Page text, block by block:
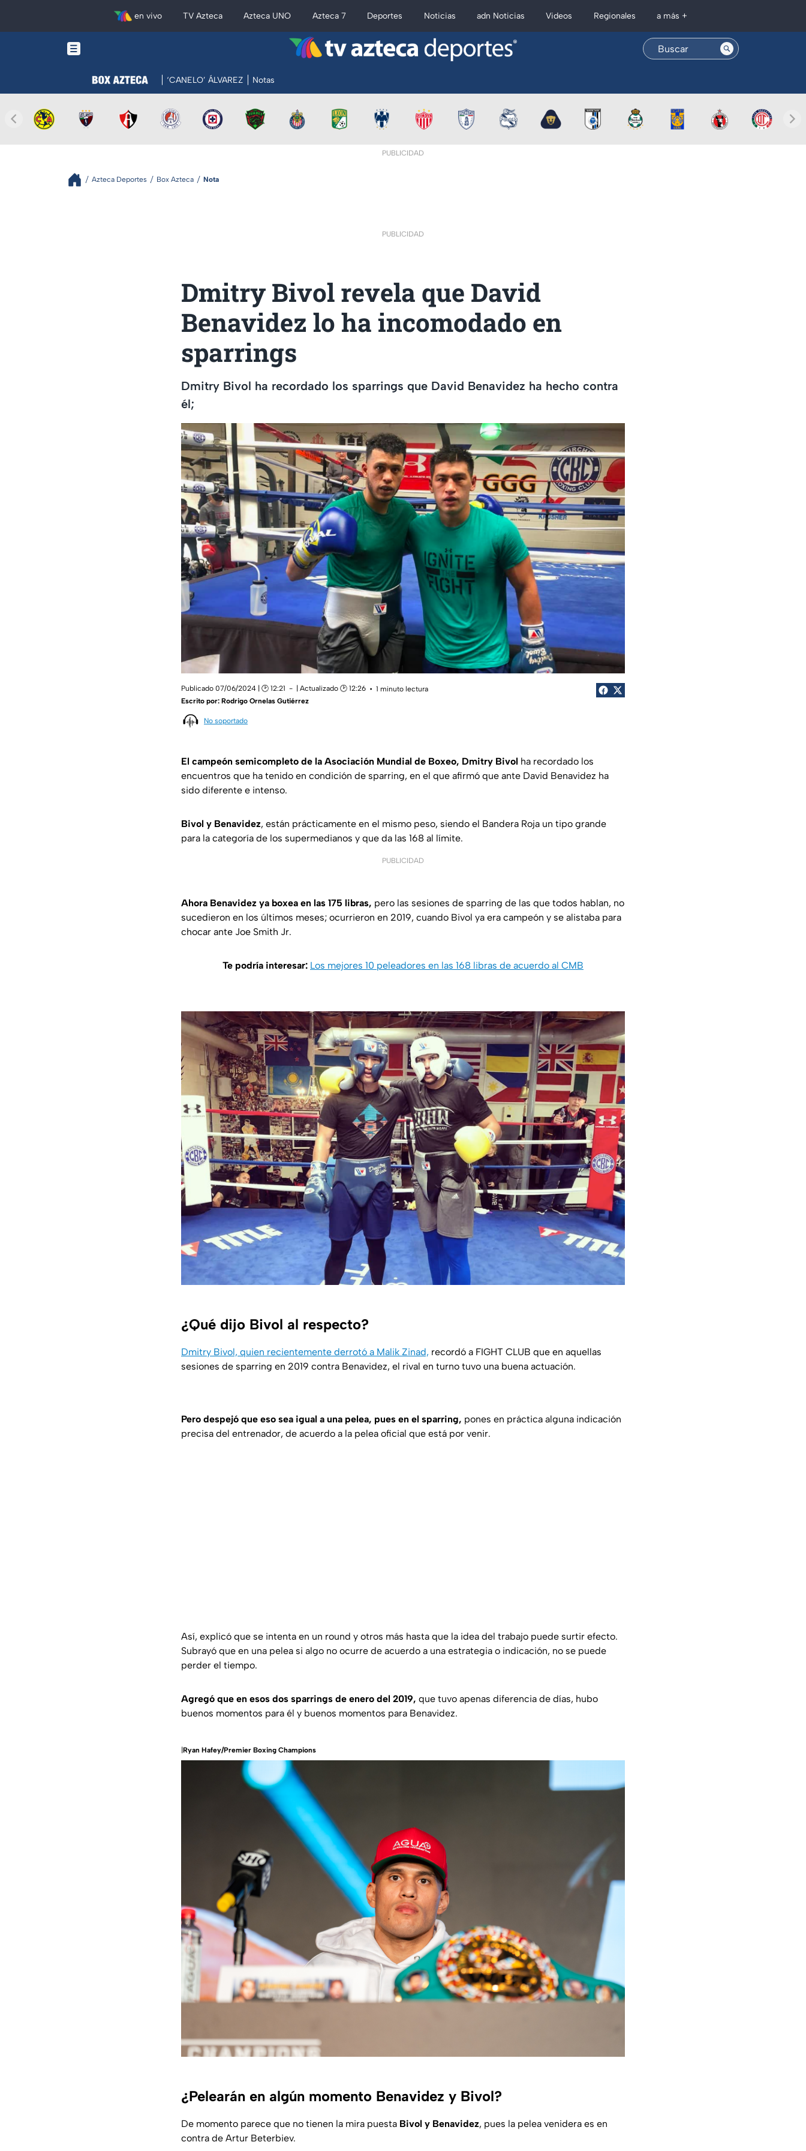
en vivo TV Azteca Azteca UNO Azteca 7 Deportes Noticias adn Noticias Videos Regionales a más +
‘CANELO’ ÁLVAREZ Notas
PUBLICIDAD
Azteca Deportes Box Azteca Nota
PUBLICIDAD
Dmitry Bivol revela que David
Benavidez lo ha incomodado en
sparrings
Dmitry Bivol ha recordado los sparrings que David Benavidez ha hecho contra
él;
Publicado 07/06/2024 | 🕑 12:21 | Actualizado 🕑 12:26
1 minuto lectura
Escrito por: Rodrigo Ornelas Gutiérrez
No soportado
El campeón semicompleto de la Asociación Mundial de Boxeo, Dmitry Bivol ha recordado los
encuentros que ha tenido en condición de sparring, en el que afirmó que ante David Benavidez ha
sido diferente e intenso.
Bivol y Benavidez, están prácticamente en el mismo peso, siendo el Bandera Roja un tipo grande
para la categoría de los supermedianos y que da las 168 al límite.
PUBLICIDAD
Ahora Benavidez ya boxea en las 175 libras, pero las sesiones de sparring de las que todos hablan, no
sucedieron en los últimos meses; ocurrieron en 2019, cuando Bivol ya era campeón y se alistaba para
chocar ante Joe Smith Jr.
Te podría interesar: Los mejores 10 peleadores en las 168 libras de acuerdo al CMB
¿Qué dijo Bivol al respecto?
Dmitry Bivol, quien recientemente derrotó a Malik Zinad, recordó a FIGHT CLUB que en aquellas
sesiones de sparring en 2019 contra Benavidez, el rival en turno tuvo una buena actuación.
Pero despejó que eso sea igual a una pelea, pues en el sparring, pones en práctica alguna indicación
precisa del entrenador, de acuerdo a la pelea oficial que está por venir.
Así, explicó que se intenta en un round y otros más hasta que la idea del trabajo puede surtir efecto.
Subrayó que en una pelea si algo no ocurre de acuerdo a una estrategia o indicación, no se puede
perder el tiempo.
Agregó que en esos dos sparrings de enero del 2019, que tuvo apenas diferencia de días, hubo
buenos momentos para él y buenos momentos para Benavidez.
Ryan Hafey/Premier Boxing Champions
¿Pelearán en algún momento Benavidez y Bivol?
De momento parece que no tienen la mira puesta Bivol y Benavidez, pues la pelea venidera es en
contra de Artur Beterbiev.